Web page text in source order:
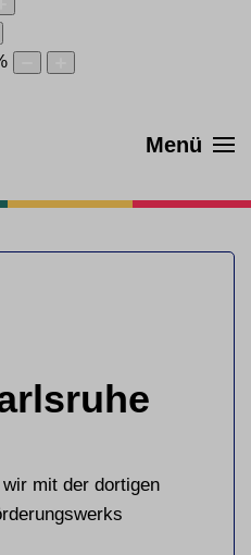
Menü
mit der dortigen